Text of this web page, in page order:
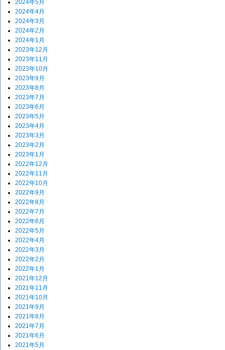
2024年5月
2024年4月
2024年3月
2024年2月
2024年1月
2023年12月
2023年11月
2023年10月
2023年9月
2023年8月
2023年7月
2023年6月
2023年5月
2023年4月
2023年3月
2023年2月
2023年1月
2022年12月
2022年11月
2022年10月
2022年9月
2022年8月
2022年7月
2022年6月
2022年5月
2022年4月
2022年3月
2022年2月
2022年1月
2021年12月
2021年11月
2021年10月
2021年9月
2021年8月
2021年7月
2021年6月
2021年5月